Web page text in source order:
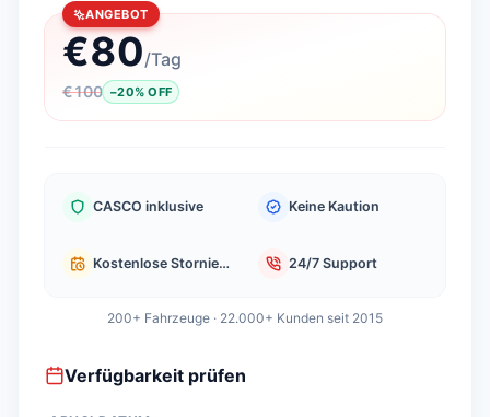
ANGEBOT
€80/Tag
€100 −20%OFF
CASCO inklusive Keine Kaution
Kostenlose Stornierung 24/7 Support
200+ Fahrzeuge · 22.000+ Kunden seit 2015
Verfügbarkeit prüfen